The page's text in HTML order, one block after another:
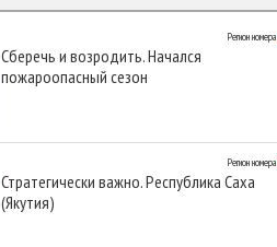
Регион номера
Сберечь и возродить. Начался
пожароопасный сезон
Регион номера
Стратегически важно. Республика Саха
(Якутия)